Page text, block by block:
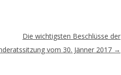
Die wichtigsten Beschlüsse der
vom 30. Jänner 2017 →